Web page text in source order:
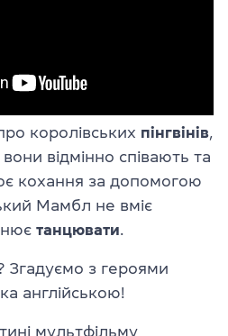
королівських пінгвінів,
вони відмінно співають та
кохання за допомогою
Мамбл не вміє
танцювати.
з героями
англійською!
мультфільму